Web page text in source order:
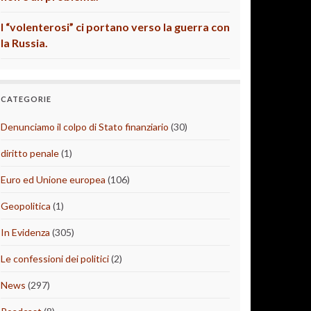
I “volenterosi” ci portano verso la guerra con
la Russia.
CATEGORIE
Denunciamo il colpo di Stato finanziario (30)
diritto penale(1)
Euro ed Unione europea (106)
Geopolitica (1)
In Evidenza (305)
Le confessioni dei politici(2)
News (297)